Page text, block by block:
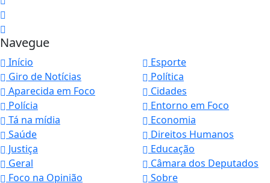
Navegue
Início
Esporte
Giro de Notícias
Política
Aparecida em Foco
Cidades
Polícia
Entorno em Foco
Tá na mídia
Economia
Saúde
Direitos Humanos
Justiça
Educação
Geral
Câmara dos Deputados
Foco na Opinião
Sobre